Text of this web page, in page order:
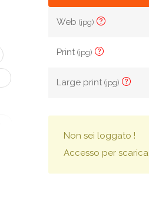
Web(jpg)
Print(jpg)
Large print(jpg)
Non sei loggato !
Accesso per